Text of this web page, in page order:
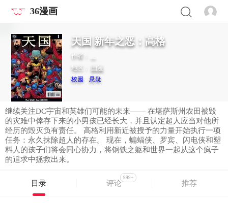
36漫画
天国 新年之恶：高格
作者：
地区：
国漫
校园
悬疑
继续关注DC宇宙和英雄们可能的未来—— 在堪萨斯州农田被毁
的灾难中倖存下来的小男孩已经长大，并且认定超人应当对他所
经历的毁灭负有责任。 高格利用新近被授予的力量开始执行一项
任务：永久抹除超人的存在。 现在，蝙蝠侠、罗宾、闪电侠和塑
料人的孩子们将会同心协力，将钢铁之躯和世界一起从这个疯子
的追求中拯救出来。
目录 评论
999+
推荐